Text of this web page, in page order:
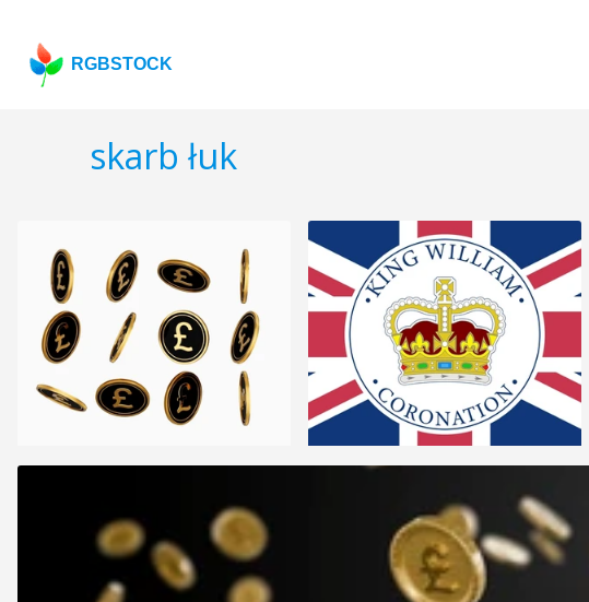
RGBSTOCK
skarb łuk